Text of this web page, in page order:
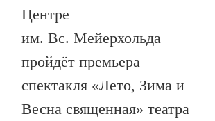
Центре
им. Вс. Мейерхольда
пройдёт премьера
спектакля «Лето, Зима и
Весна священная» театра